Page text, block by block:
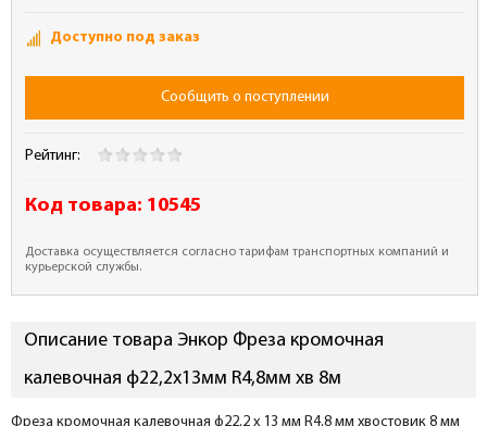
Доступно под заказ
Сообщить о поступлении
Рейтинг:
Код товара: 10545
Доставка осуществляется согласно тарифам транспортных компаний и
курьерской службы.
Описание товара Энкор Фреза кромочная
калевочная ф22,2х13мм R4,8мм хв 8м
Фреза кромочная калевочная ф22,2 x 13 мм R4,8 мм хвостовик 8 мм